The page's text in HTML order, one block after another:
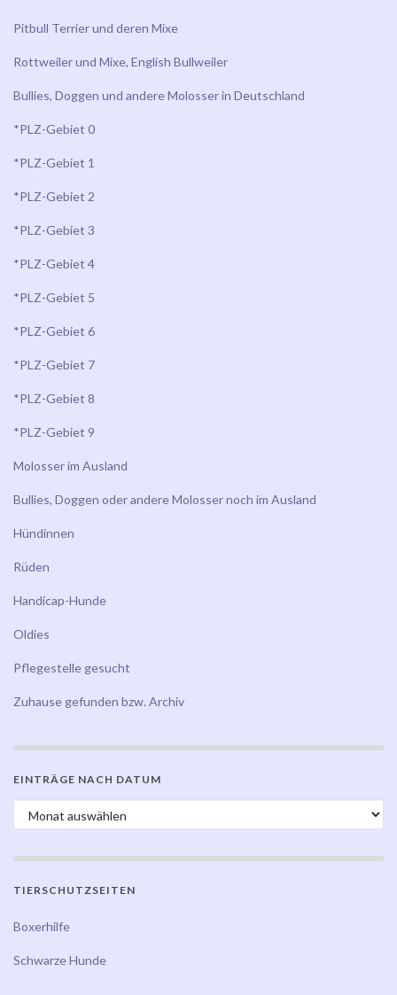
Pitbull Terrier und deren Mixe
Rottweiler und Mixe, English Bullweiler
Bullies, Doggen und andere Molosser in Deutschland
*PLZ-Gebiet 0
*PLZ-Gebiet 1
*PLZ-Gebiet 2
*PLZ-Gebiet 3
*PLZ-Gebiet 4
*PLZ-Gebiet 5
*PLZ-Gebiet 6
*PLZ-Gebiet 7
*PLZ-Gebiet 8
*PLZ-Gebiet 9
Molosser im Ausland
Bullies, Doggen oder andere Molosser noch im Ausland
Hündinnen
Rüden
Handicap-Hunde
Oldies
Pflegestelle gesucht
Zuhause gefunden bzw. Archiv
EINTRÄGE NACH DATUM
Einträge nach Datum
TIERSCHUTZSEITEN
Boxerhilfe
Schwarze Hunde